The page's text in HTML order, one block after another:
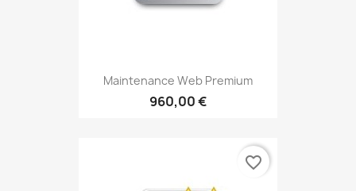
Maintenance Web Premium
960,00 €
favorite_border